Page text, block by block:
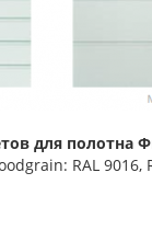
для полотна
RAL 9016,